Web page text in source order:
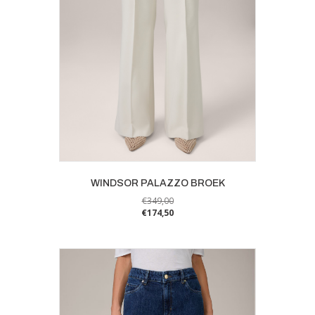
WINDSOR PALAZZO BROEK
€349,00
€174,50
meerdere
variaties.
Deze